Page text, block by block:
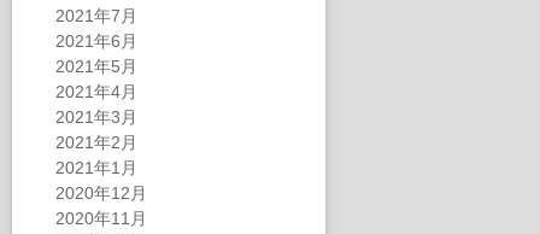
2021年7月
2021年6月
2021年5月
2021年4月
2021年3月
2021年2月
2021年1月
2020年12月
2020年11月